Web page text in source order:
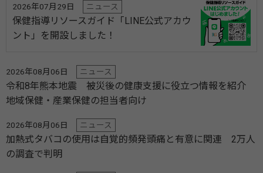
2026年07月29日 ニュース
保健指導リソースガイド「LINE公式アカウ
ント」を開設しました！
2026年08月06日 ニュース
令和8年熊本地震 被災後の健康支援に役立つ情報を紹介
地域保健・産業保健の担当者向け
2026年08月06日 ニュース
加熱式タバコの使用は自覚的頻発頭痛と有意に関連 2万人
の調査で判明